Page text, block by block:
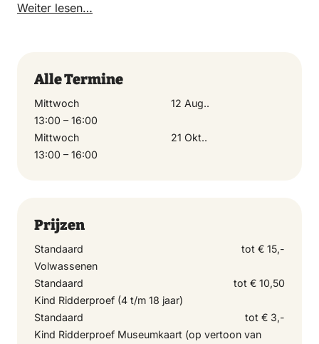
Weiter lesen…
Alle Termine
Mittwoch
12 Aug..
13:00 – 16:00
Mittwoch
21 Okt..
13:00 – 16:00
Prijzen
Standaard
tot € 15,-
Volwassenen
Standaard
tot € 10,50
Kind Ridderproef (4 t/m 18 jaar)
Standaard
tot € 3,-
Kind Ridderproef Museumkaart (op vertoon van